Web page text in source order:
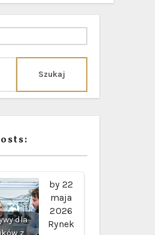
Szukaj
dla
z
by 22
maja
2026
Rynek